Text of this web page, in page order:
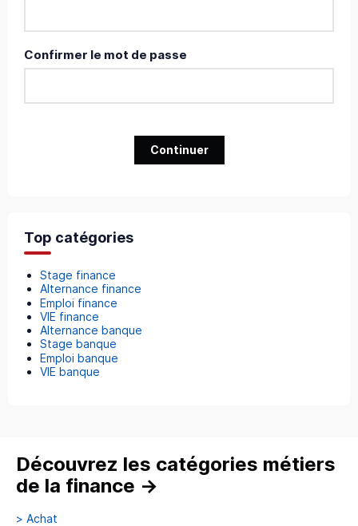
Confirmer le mot de passe
Continuer
Top catégories
Stage finance
Alternance finance
Emploi finance
VIE finance
Alternance banque
Stage banque
Emploi banque
VIE banque
Découvrez les catégories métiers
de la finance →
> Achat